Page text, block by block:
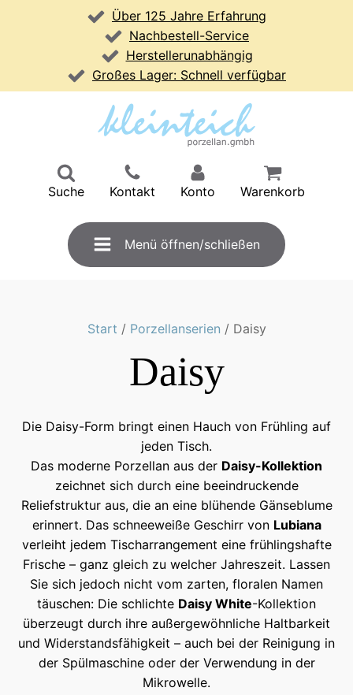
Über 125 Jahre Erfahrung
Nachbestell-Service
Herstellerunabhängig
Großes Lager: Schnell verfügbar
Suche Kontakt Konto Warenkorb
Menü öffnen/schließen
Start / Porzellanserien / Daisy
Daisy
Die Daisy-Form bringt einen Hauch von Frühling auf
jeden Tisch.
Das moderne Porzellan aus der Daisy-Kollektion
zeichnet sich durch eine beeindruckende
Reliefstruktur aus, die an eine blühende Gänseblume
erinnert. Das schneeweiße Geschirr von Lubiana
verleiht jedem Tischarrangement eine frühlingshafte
Frische – ganz gleich zu welcher Jahreszeit. Lassen
Sie sich jedoch nicht vom zarten, floralen Namen
täuschen: Die schlichte Daisy White-Kollektion
überzeugt durch ihre außergewöhnliche Haltbarkeit
und Widerstandsfähigkeit – auch bei der Reinigung in
der Spülmaschine oder der Verwendung in der
Mikrowelle.